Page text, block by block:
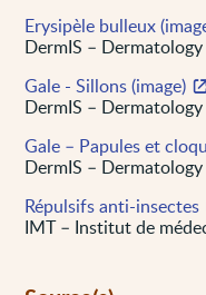
Erysipèle bulleux
DermIS –
Gale - Sillons (image)
DermIS –
Gale – Papules et
DermIS –
Répulsifs anti-insectes
IMT – Institut de